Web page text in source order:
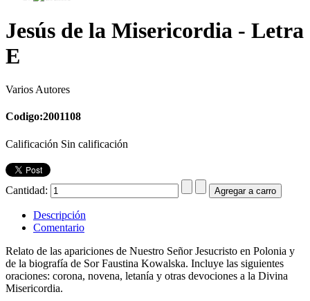
Jesús de la Misericordia - Letra
E
Varios Autores
Codigo:2001108
Calificación Sin calificación
Cantidad:
Descripción
Comentario
Relato de las apariciones de Nuestro Señor Jesucristo en Polonia y
de la biografía de Sor Faustina Kowalska. Incluye las siguientes
oraciones: corona, novena, letanía y otras devociones a la Divina
Misericordia.